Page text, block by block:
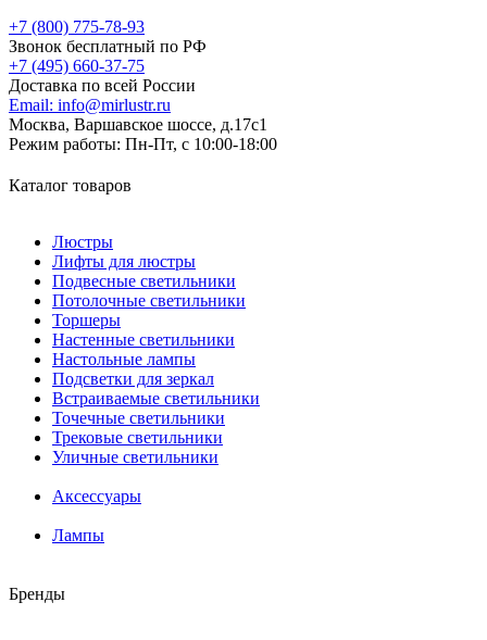
+7 (800) 775-78-93
Звонок бесплатный по РФ
+7 (495) 660-37-75
Доставка по всей России
Email: info@mirlustr.ru
Москва, Варшавское шоссе, д.17c1
Режим работы: Пн-Пт, с 10:00-18:00
Каталог товаров
Люстры
Лифты для люстры
Подвесные светильники
Потолочные светильники
Торшеры
Настенные светильники
Настольные лампы
Подсветки для зеркал
Встраиваемые светильники
Точечные светильники
Трековые светильники
Уличные светильники
Аксессуары
Лампы
Бренды